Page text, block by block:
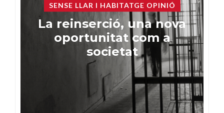
SENSE LLAR I HABITATGE OPINIÓ
La reinserció, una nova
oportunitat com a
societat